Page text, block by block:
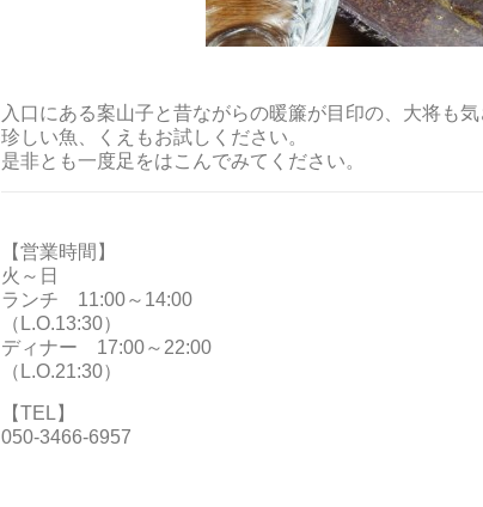
入口にある案山子と昔ながらの暖簾が目印の、大将も
珍しい魚、くえもお試しください。
是非とも一度足をはこんでみてください。
【営業時間】
火～日
ランチ 11:00～14:00
（L.O.13:30）
ディナー 17:00～22:00
（L.O.21:30）
【TEL】
050-3466-6957